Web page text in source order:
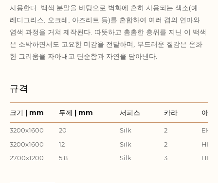
사용한다. 백색 분말을 바탕으로 벽화에 흔히 사용되는 색소(예:
레디그리스, 오크레, 아즈리트 등)를 혼합하여 여러 겹의 연마와
염색 과정을 거쳐 제작된다. 따뜻하고 촘촘한 층위를 지닌 이 백색
은 소박하면서도 고요한 미감을 전달하며, 부드러운 질감은 온화
한 그리움을 자아내고 단순함과 자연을 담아낸다.
규격
크기 | mm 두께 | mm 서피스 카라 아이
3200x1600 20 Silk 2
3200x1600
12 Silk 2
2700x1200
5.8 Silk 3